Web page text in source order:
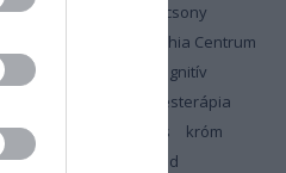
orvossal
karácsony
Kelet-pesti Neuropathia Centrum
klór
kognitív
kognitív viselkedésterápia
kolin koronavírus
króm
lelki állóképesség
lipid